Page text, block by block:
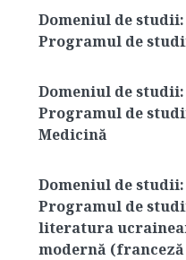
Domeniul de studii:
Programul de
Domeniul de studii:
Programul de
Medicină
Domeniul de studii:
Programul de
literatura
modernă